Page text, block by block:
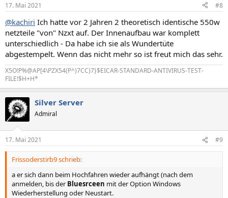
17. Mai 2021 #8
@kachiri Ich hatte vor 2 Jahren 2 theoretisch identische 550w
netzteile "von" Nzxt auf. Der Innenaufbau war komplett
unterschiedlich - Da habe ich sie als Wundertüte
abgestempelt. Wenn das nicht mehr so ist freut mich das sehr.
X5O!P%@AP[4\PZX54(P^)7CC)7}$EICAR-STANDARD-ANTIVIRUS-TEST-
FILE!$H+H*
Silver Server
Admiral
17. Mai 2021 #9
Frissoderstirb9 schrieb:
a er sich dann beim Hochfahren wieder aufhängt (nach dem
anmelden, bis der Bluesrceen mit der Option Windows
Wiederherstellung oder Neustart.